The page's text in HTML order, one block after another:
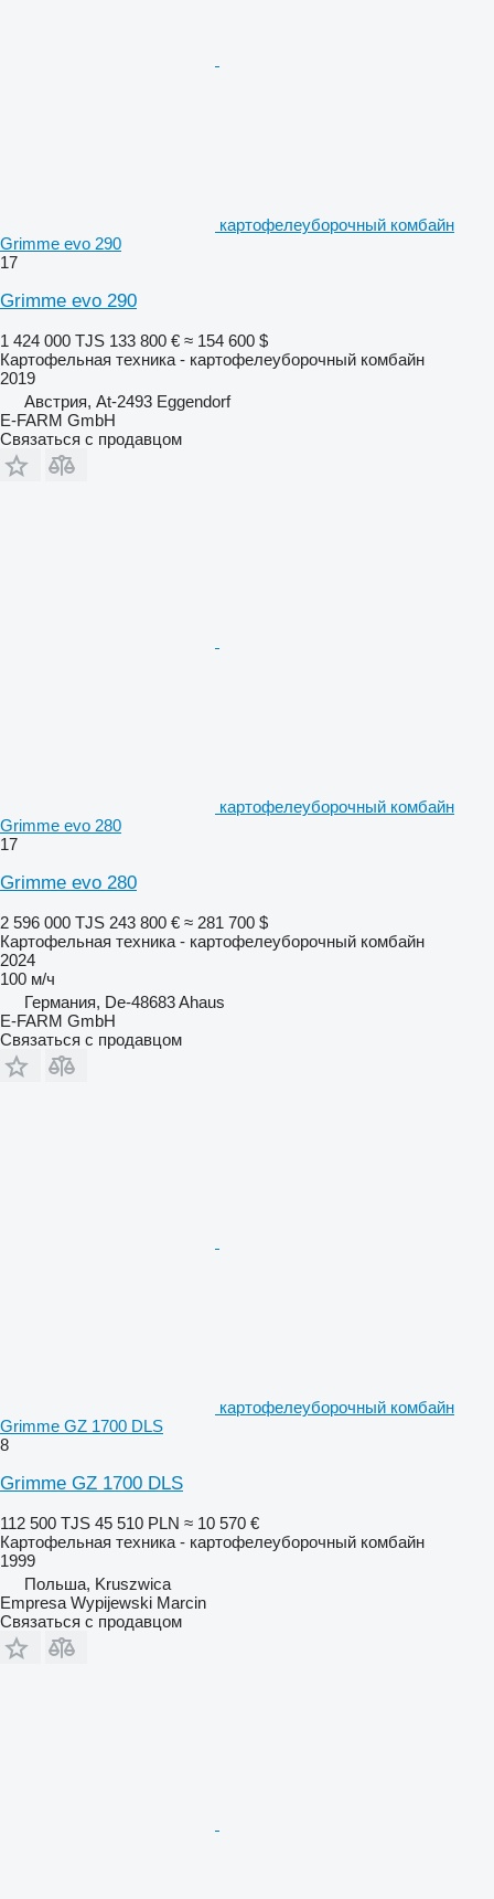
картофелеуборочный комбайн
Grimme evo 290
17
Grimme evo 290
1 424 000 TJS 133 800 € ≈ 154 600 $
Картофельная техника - картофелеуборочный комбайн
2019
Австрия, At-2493 Eggendorf
E-FARM GmbH
Связаться с продавцом
картофелеуборочный комбайн
Grimme evo 280
17
Grimme evo 280
2 596 000 TJS 243 800 € ≈ 281 700 $
Картофельная техника - картофелеуборочный комбайн
2024
100 м/ч
Германия, De-48683 Ahaus
E-FARM GmbH
Связаться с продавцом
картофелеуборочный комбайн
Grimme GZ 1700 DLS
8
Grimme GZ 1700 DLS
112 500 TJS 45 510 PLN ≈ 10 570 €
Картофельная техника - картофелеуборочный комбайн
1999
Польша, Kruszwica
Empresa Wypijewski Marcin
Связаться с продавцом